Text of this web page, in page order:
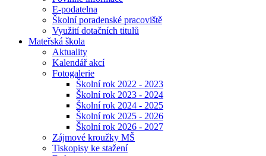
E-podatelna
Školní poradenské pracoviště
Využití dotačních titulů
Mateřská škola
Aktuality
Kalendář akcí
Fotogalerie
Školní rok 2022 - 2023
Školní rok 2023 - 2024
Školní rok 2024 - 2025
Školní rok 2025 - 2026
Školní rok 2026 - 2027
Zájmové kroužky MŠ
Tiskopisy ke stažení